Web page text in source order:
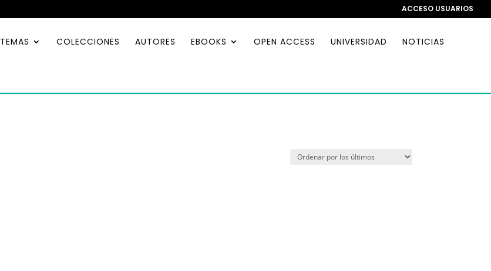
ACCESO USUARIOS
TEMAS COLECCIONES AUTORES EBOOKS OPEN ACCESS UNIVERSIDAD NOTICIAS